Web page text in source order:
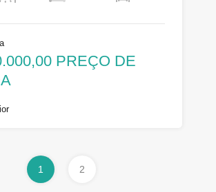
PREÇO DE
1 2